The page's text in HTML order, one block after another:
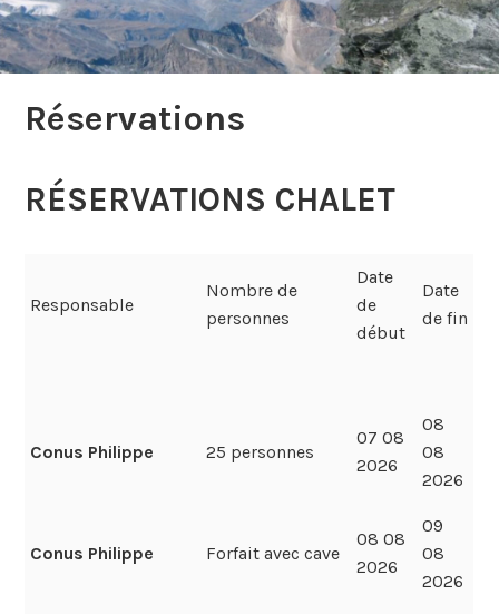
Réservations
RÉSERVATIONS CHALET
Responsable
Nombre de
personnes
Date
de
début
Date
de fin
Conus Philippe 25 personnes
07 08
2026
08
08
2026
Conus Philippe Forfait avec cave
08 08
2026
09
08
2026